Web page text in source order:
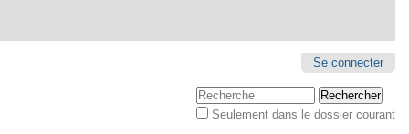
Se connecter
Chercher par
Seulement dans le dossier courant